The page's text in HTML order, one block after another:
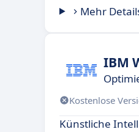
Mehr
IBM
Kostenlose
Künstliche